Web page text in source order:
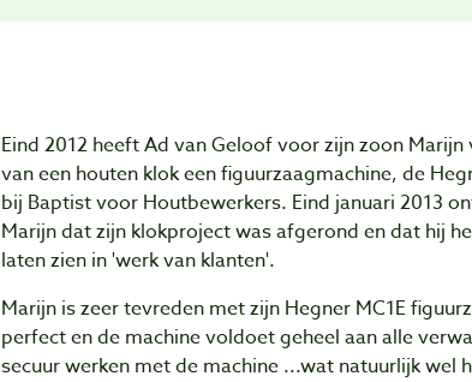
Eind 2012 heeft Ad van Geloof voor zijn zoon
van een houten klok een figuurzaagmachine, de
bij Baptist voor Houtbewerkers. Eind januari 2013
Marijn dat zijn klokproject was afgerond en dat hij
laten zien in 'werk van klanten'.
Marijn is zeer tevreden met zijn Hegner MC1E
perfect en de machine voldoet geheel aan alle
secuur werken met de machine ...wat natuurlijk wel